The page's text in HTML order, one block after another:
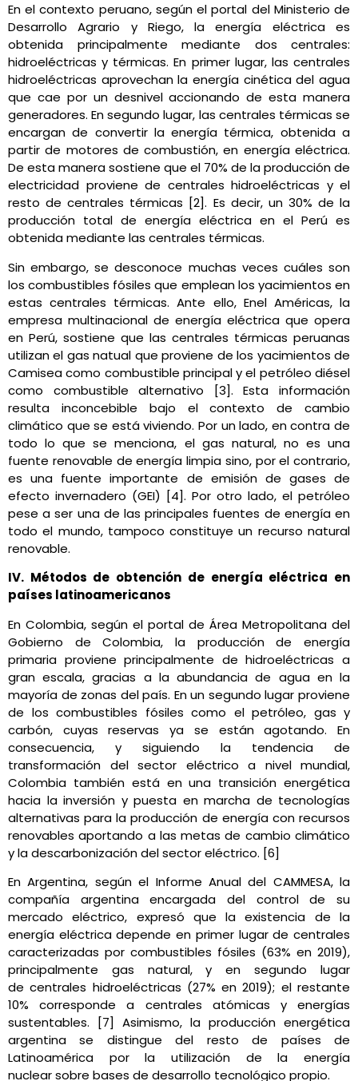
En el contexto peruano, según el portal del Ministerio de
Desarrollo Agrario y Riego, la energía eléctrica es
obtenida principalmente mediante dos centrales:
hidroeléctricas y térmicas. En primer lugar, las centrales
hidroeléctricas aprovechan la energía cinética del agua
que cae por un desnivel accionando de esta manera
generadores. En segundo lugar, las centrales térmicas se
encargan de convertir la energía térmica, obtenida a
partir de motores de combustión, en energía eléctrica.
De esta manera sostiene que el 70% de la producción de
electricidad proviene de centrales hidroeléctricas y el
resto de centrales térmicas [2]. Es decir, un 30% de la
producción total de energía eléctrica en el Perú es
obtenida mediante las centrales térmicas.
Sin embargo, se desconoce muchas veces cuáles son
los combustibles fósiles que emplean los yacimientos en
estas centrales térmicas. Ante ello, Enel Américas, la
empresa multinacional de energía eléctrica que opera
en Perú, sostiene que las centrales térmicas peruanas
utilizan el gas natual que proviene de los yacimientos de
Camisea como combustible principal y el petróleo diésel
como combustible alternativo [3]. Esta información
resulta inconcebible bajo el contexto de cambio
climático que se está viviendo. Por un lado, en contra de
todo lo que se menciona, el gas natural, no es una
fuente renovable de energía limpia sino, por el contrario,
es una fuente importante de emisión de gases de
efecto invernadero (GEI) [4]. Por otro lado, el petróleo
pese a ser una de las principales fuentes de energía en
todo el mundo, tampoco constituye un recurso natural
renovable.
IV. Métodos de obtención de energía eléctrica en
países latinoamericanos
En Colombia, según el portal de Área Metropolitana del
Gobierno de Colombia, la producción de energía
primaria proviene principalmente de hidroeléctricas a
gran escala, gracias a la abundancia de agua en la
mayoría de zonas del país. En un segundo lugar proviene
de los combustibles fósiles como el petróleo, gas y
carbón, cuyas reservas ya se están agotando. En
consecuencia, y siguiendo la tendencia de
transformación del sector eléctrico a nivel mundial,
Colombia también está en una transición energética
hacia la inversión y puesta en marcha de tecnologías
alternativas para la producción de energía con recursos
renovables aportando a las metas de cambio climático
y la descarbonización del sector eléctrico. [6]
En Argentina, según el Informe Anual del CAMMESA, la
compañía argentina encargada del control de su
mercado eléctrico, expresó que la existencia de la
energía eléctrica depende en primer lugar de centrales
caracterizadas por combustibles fósiles (63% en 2019),
principalmente gas natural, y en segundo lugar
de centrales hidroeléctricas (27% en 2019); el restante
10% corresponde a centrales atómicas y energías
sustentables. [7] Asimismo, la producción energética
argentina se distingue del resto de países de
Latinoamérica por la utilización de la energía
nuclear sobre bases de desarrollo tecnológico propio.